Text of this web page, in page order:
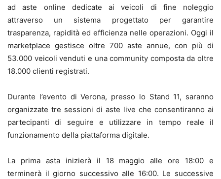
ad aste online dedicate ai veicoli di fine noleggio
attraverso un sistema progettato per garantire
trasparenza, rapidità ed efficienza nelle operazioni. Oggi il
marketplace gestisce oltre 700 aste annue, con più di
53.000 veicoli venduti e una community composta da oltre
18.000 clienti registrati.
Durante l’evento di Verona, presso lo Stand 11, saranno
organizzate tre sessioni di aste live che consentiranno ai
partecipanti di seguire e utilizzare in tempo reale il
funzionamento della piattaforma digitale.
La prima asta inizierà il 18 maggio alle ore 18:00 e
terminerà il giorno successivo alle 16:00. Le successive